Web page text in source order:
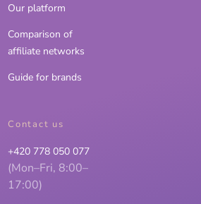
Our platform
Comparison of
affiliate networks
Guide for brands
Contact us
+420 778 050 077
(Mon–Fri, 8:00–
17:00)